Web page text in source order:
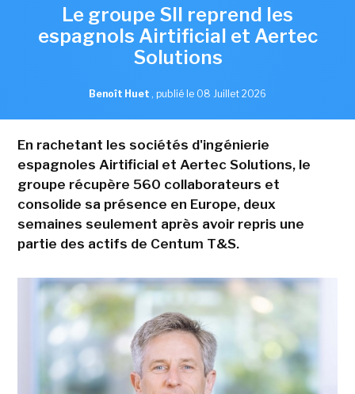
Le groupe SII reprend les
espagnols Airtificial et Aertec
Solutions
Benoît Huet , publié le 08 Juillet 2026
En rachetant les sociétés d'ingénierie
espagnoles Airtificial et Aertec Solutions, le
groupe récupère 560 collaborateurs et
consolide sa présence en Europe, deux
semaines seulement après avoir repris une
partie des actifs de Centum T&S.